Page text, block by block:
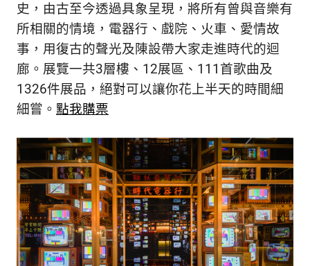
內
容，
讓
獨
一
無
二
你
和
CBOOK
一
起
找
到
專
屬
史，由古至今透過具象呈現，將所有曾與音樂有
所相關的情境，電器行、戲院、火車、愛情故
事，用復古的聲光及陳設帶大家走進時代的迴
廊。展覽一共3層樓、12展區、111首歌曲及
1326件展品，絕對可以讓你花上半天的時間細
細嘗。 點我購票